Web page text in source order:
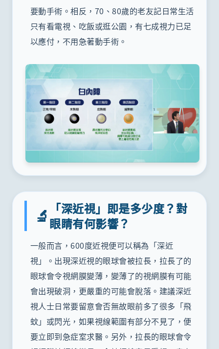
要動手術。相反，70、80歲的老友記日常生活
只有看電視、吃飯或逛公園，有七成視力已足
以應付，不用急著動手術。
🔬
「深近視」即是多少度？對
眼睛有何影響？
一般而言，600度近視便可以稱為「深近
視」。出現深近視的眼球會被拉長，拉長了的
眼球會令視網膜變薄，變薄了的視網膜有可能
會出現破洞，更嚴重的可能會脫落。建議深近
視人士日常要留意會否無故眼前多了很多「飛
蚊」或閃光，如果視線範圍有部分不見了，便
要立即到急症室求醫。另外，拉長的眼球會令